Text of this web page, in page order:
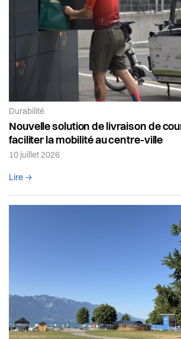
Article de la catégorie:
Durabilité
Nouvelle solution de livraison de
faciliter la mobilité au centre-ville
10 juillet 2026
Lire →